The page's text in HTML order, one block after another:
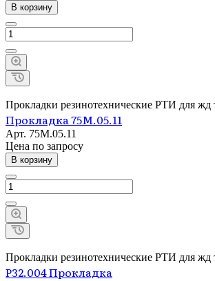
В корзину
Прокладки резинотехнические РТИ для жд
Прокладка 75М.05.11
Арт. 75М.05.11
Цена по запросу
В корзину
Прокладки резинотехнические РТИ для жд
Р32.004 Прокладка